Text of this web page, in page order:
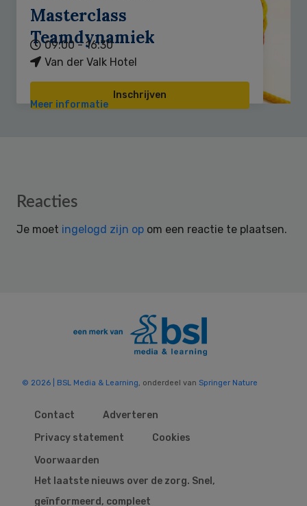
Masterclass
Teamdynamiek
09:00 - 16:30
Van der Valk Hotel
Inschrijven
Meer informatie
Reader
Reacties
Je moet ingelogd zijn op om een reactie te plaatsen.
© 2026 | BSL Media & Learning , onderdeel van Springer Nature
Contact
Adverteren
Privacy statement
Cookies
Voorwaarden
Het laatste nieuws over de zorg. Snel,
geïnformeerd, compleet